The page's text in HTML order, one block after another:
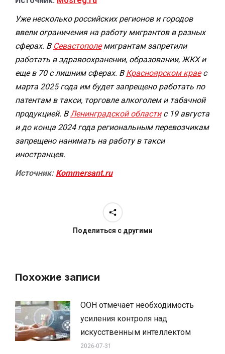
Уже несколько российских регионов и городов
ввели ограничения на работу мигрантов в разных
сферах. В Севастополемигрантам запретили
работать в здравоохранении, образовании, ЖКХ и
еще в 70 с лишним сферах. В Красноярском краес
марта 2025 года им будет запрещено работать по
патентам в такси, торговле алкоголем и табачной
продукцией. ВЛенинградской областис 19 августа
и до конца 2024 года региональным перевозчикам
запрещено нанимать на работу в такси
иностранцев.
Источник: Kommersant.ru
Поделиться с другими
Похожие записи
ООН отмечает необходимость
усиления контроля над
искусственным интеллектом
2026-07-31